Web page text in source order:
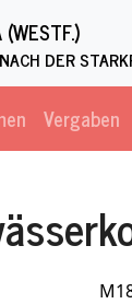
DER
Vergaben